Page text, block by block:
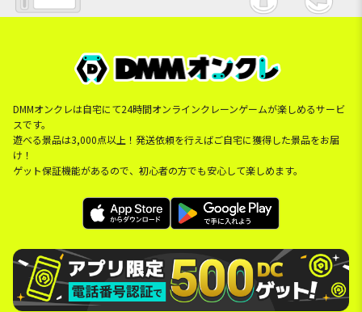
DMMオンクレは自宅にて24時間オンラインクレーンゲームが楽しめるサービ
スです。
遊べる景品は3,000点以上！発送依頼を行えばご自宅に獲得した景品をお届
け！
ゲット保証機能があるので、初心者の方でも安心して楽しめます。